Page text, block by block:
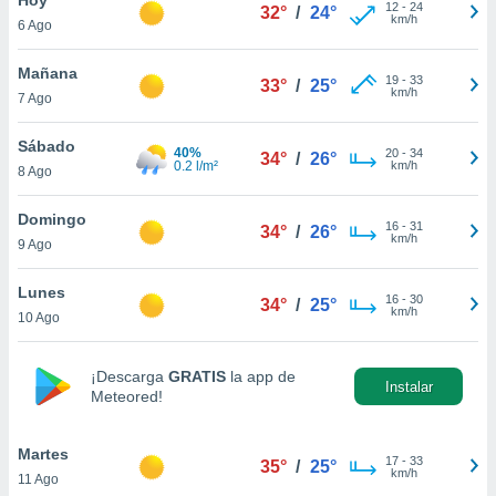
en
más
nuestra
de
aceptar
de
6 Ago
32° / 24° 12- 24
km/h
Mañana
7 Ago
33° / 25° 19- 33
km/h
Sábado
8 Ago
40%
0.2 l/m²
34° / 26° 20- 34
km/h
Domingo
9 Ago
34° / 26° 16- 31
km/h
Lunes
10 Ago
34° / 25° 16- 30
km/h
¡Descarga GRATIS la app de
Meteored!
Instalar
Martes
11 Ago
35° / 25° 17- 33
km/h